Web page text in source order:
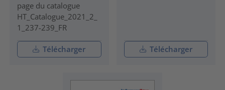
page du catalogue
HT_Catalogue_2021_2_
1_237-239_FR
Télécharger Télécharger